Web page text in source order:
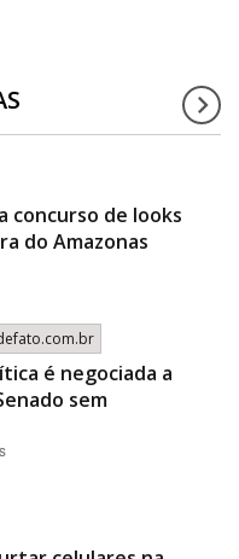
concurso de looks
do Amazonas
é negociada a
sem